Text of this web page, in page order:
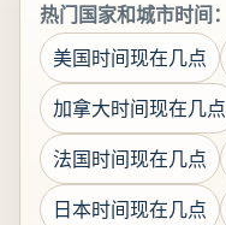
热门国家和城市时间：
美国时间现在几点
加拿大时间现在几点
法国时间现在几点
日本时间现在几点